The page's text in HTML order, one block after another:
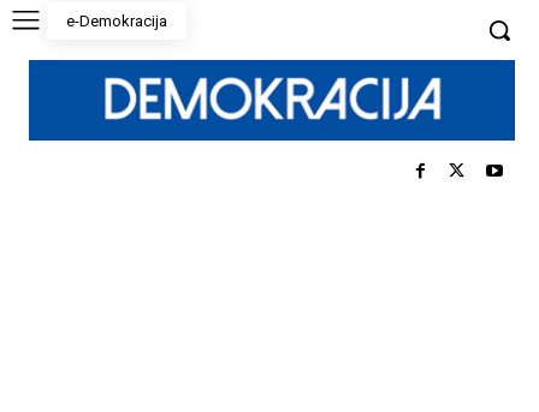
e-Demokracija